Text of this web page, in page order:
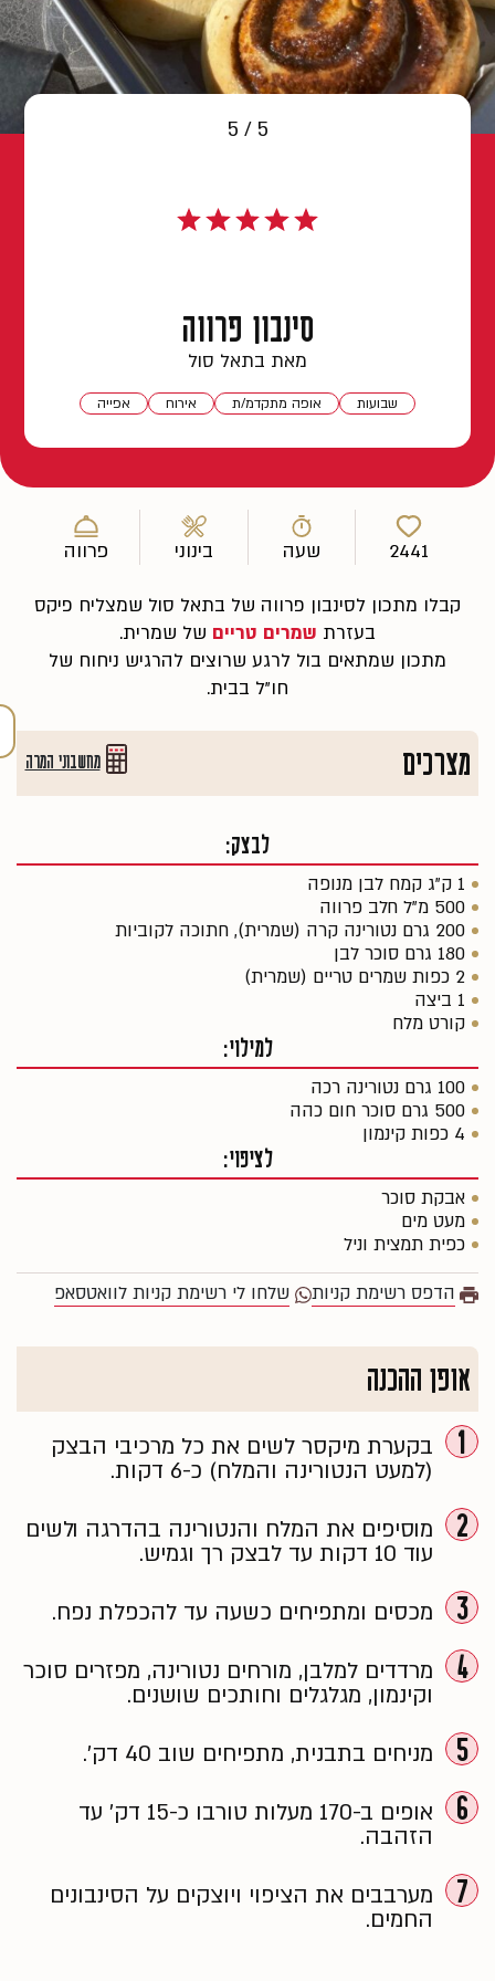
5 / 5
סינבון פרווה
מאת בתאל סול
שבועות אופה מתקדמ/ת אירוח אפייה
2441 שעה בינוני פרווה
קבלו מתכון לסינבון פרווה של בתאל סול שמצליח פיקס
בעזרת שמרים טריים של שמרית.
מתכון שמתאים בול לרגע שרוצים להרגיש ניחוח של
חו"ל בבית.
מצרכים מחשבוני המרה
לבצק:
1 ק"ג קמח לבן מנופה
500 מ"ל חלב פרווה
200 גרם נטורינה קרה (שמרית), חתוכה לקוביות
180 גרם סוכר לבן
2 כפות שמרים טריים (שמרית)
1 ביצה
קורט מלח
למילוי:
100 גרם נטורינה רכה
500 גרם סוכר חום כהה
4 כפות קינמון
לציפוי:
אבקת סוכר
מעט מים
כפית תמצית וניל
הדפס רשימת קניות שלחו לי רשימת קניות לוואטסאפ
אופן ההכנה
1
בקערת מיקסר לשים את כל מרכיבי הבצק
(למעט הנטורינה והמלח) כ-6 דקות.
2
מוסיפים את המלח והנטורינה בהדרגה ולשים
עוד 10 דקות עד לבצק רך וגמיש.
3 מכסים ומתפיחים כשעה עד להכפלת נפח.
4
מרדדים למלבן, מורחים נטורינה, מפזרים סוכר
וקינמון, מגלגלים וחותכים שושנים.
5 מניחים בתבנית, מתפיחים שוב 40 דק׳.
6
אופים ב-170 מעלות טורבו כ-15 דק׳ עד
הזהבה.
7
מערבבים את הציפוי ויוצקים על הסינבונים
החמים.